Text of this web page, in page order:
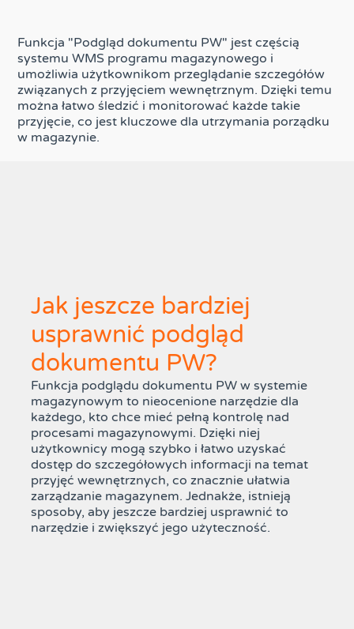
Funkcja "Podgląd dokumentu PW" jest częścią
systemu WMS programu magazynowego i
umożliwia użytkownikom przeglądanie szczegółów
związanych z przyjęciem wewnętrznym. Dzięki temu
można łatwo śledzić i monitorować każde takie
przyjęcie, co jest kluczowe dla utrzymania porządku
w magazynie.
Jak jeszcze bardziej
usprawnić podgląd
dokumentu PW?
Funkcja podglądu dokumentu PW w systemie
magazynowym to nieocenione narzędzie dla
każdego, kto chce mieć pełną kontrolę nad
procesami magazynowymi. Dzięki niej
użytkownicy mogą szybko i łatwo uzyskać
dostęp do szczegółowych informacji na temat
przyjęć wewnętrznych, co znacznie ułatwia
zarządzanie magazynem. Jednakże, istnieją
sposoby, aby jeszcze bardziej usprawnić to
narzędzie i zwiększyć jego użyteczność.